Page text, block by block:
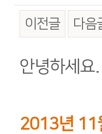
이전글 다음
본문
안녕하세요
2013년 11